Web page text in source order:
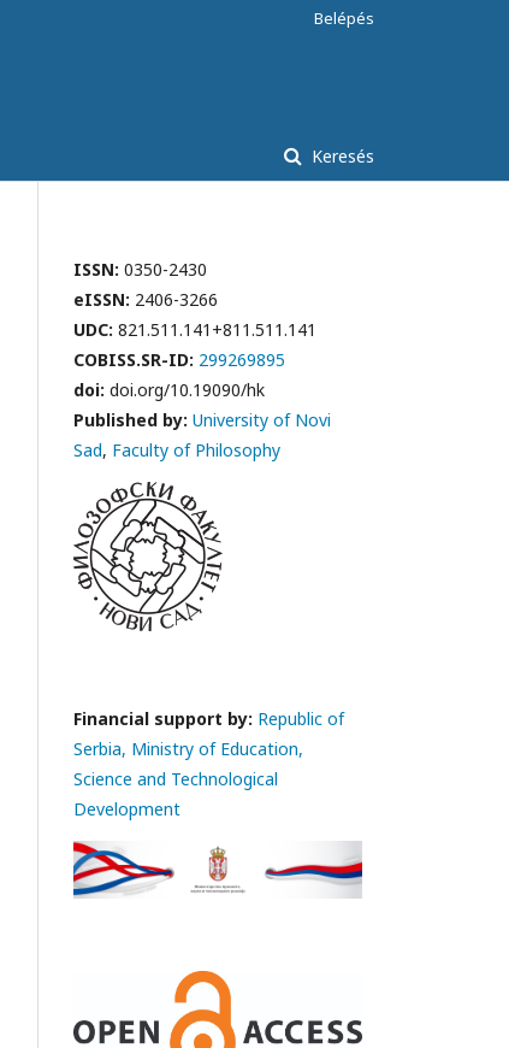
Keresés
Belépés
ISSN: 0350-2430
eISSN: 2406-3266
UDC: 821.511.141+811.511.141
COBISS.SR-ID: 299269895
doi: doi.org/10.19090/hk
Published by: University of Novi
Sad, Faculty of Philosophy
Financial support by: Republic of
Serbia, Ministry of Education,
Science and Technological
Development